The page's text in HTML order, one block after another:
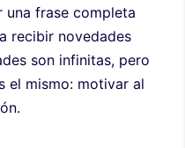
una frase completa
recibir novedades
son infinitas, pero
el mismo: motivar al